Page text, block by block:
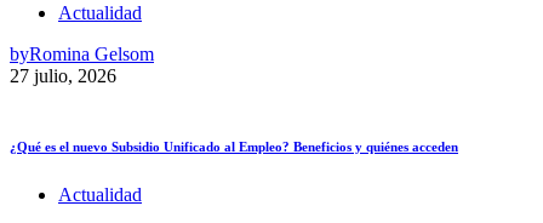
Actualidad
byRomina Gelsom
27 julio, 2026
¿Qué es el nuevo Subsidio Unificado al Empleo? Beneficios y quiénes acceden
Actualidad